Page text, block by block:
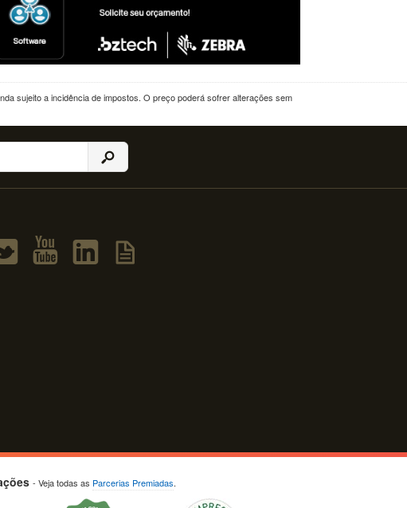
sujeito a incidência de impostos. O preço poderá sofrer alterações sem
- Veja todas as Parcerias Premiadas.